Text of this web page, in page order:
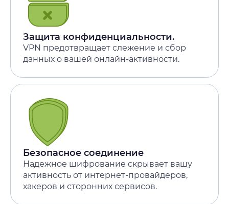
Защита конфиденциальности.
VPN предотвращает слежение и сбор
данных о вашей онлайн-активности.
Безопасное соединение
Надежное шифрование скрывает вашу
активность от интернет-провайдеров,
хакеров и сторонних сервисов.